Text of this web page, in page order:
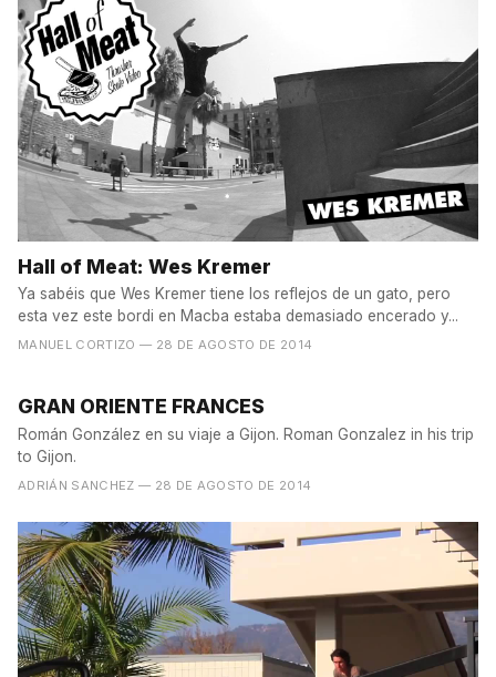
Hall of Meat: Wes Kremer
Ya sabéis que Wes Kremer tiene los reflejos de un gato, pero
esta vez este bordi en Macba estaba demasiado encerado y...
MANUEL CORTIZO — 28 DE AGOSTO DE 2014
GRAN ORIENTE FRANCES
Román González en su viaje a Gijon. Roman Gonzalez in his trip
to Gijon.
ADRIÁN SANCHEZ — 28 DE AGOSTO DE 2014